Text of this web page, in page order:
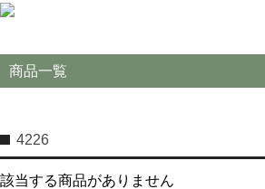
商品一覧
4226
該当する商品がありません